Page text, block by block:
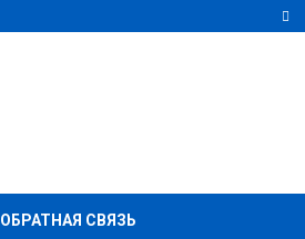
ОБРАТНАЯ СВЯЗЬ